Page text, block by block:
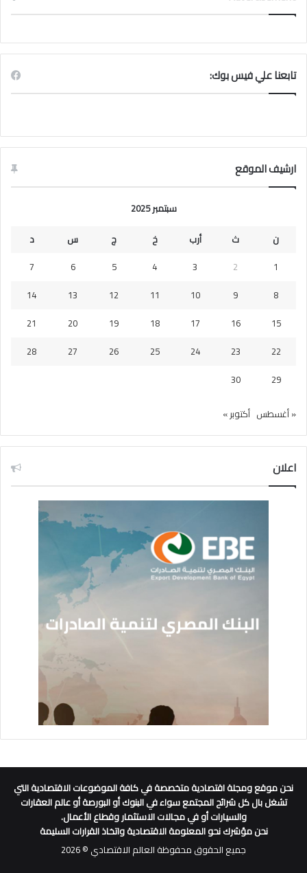
تابعنا علي فيس بوك:
ارشيف الموقع
سبتمبر 2025
ن
ث أرب خ ج س
د
1
2
3
4
5
6
7
8
9
10
11
12
13
14
15
16
17
18
19
20
21
22
23
24
25
26
27
28
29
30
« أغسطس أكتوبر »
اعلان
نحن موقع ومجلة اقتصادية متخصصة في كافة الموضوعات الاقتصادية التي
تشغل بال كل شرائح المجتمع سواء في البنوك أو البورصة أو عالم العقارات
والسيارات أو في مجالات الاستثمار وقطاع الأعمال.
نحن مؤشرك نحو المعلومة الاقتصادية واتخاذ القرارات السليمة
جميع الحقوق محفوظة العالم الاقتصادي © 2026